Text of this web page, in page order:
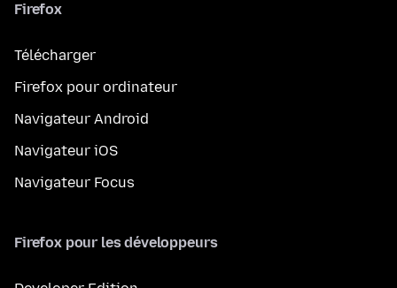
Firefox
Télécharger
Firefox pour ordinateur
Navigateur Android
Navigateur iOS
Navigateur Focus
Firefox pour les développeurs